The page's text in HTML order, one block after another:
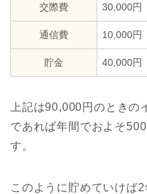
交際費 30,000円
通信費 10,000円
貯金 40,000円
上記は90,000円のときの
であれば年間でおよそ
す。
このように貯めていけば